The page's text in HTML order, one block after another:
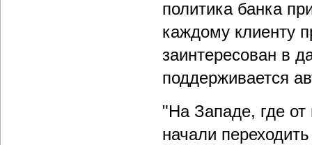
политика банка
каждому клиенту
заинтересован в
поддерживается
"На Западе, где
начали